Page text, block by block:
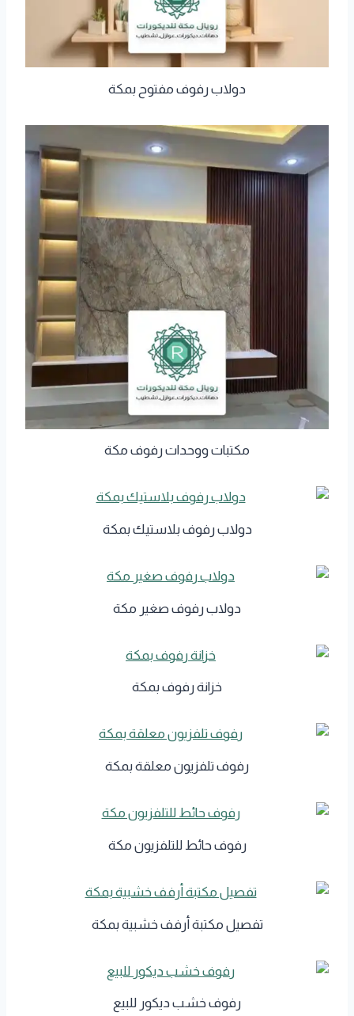
دولاب رفوف مفتوح بمكة
مكتبات ووحدات رفوف مكة
دولاب رفوف بلاستيك بمكة
دولاب رفوف صغير مكة
خزانة رفوف بمكة
رفوف تلفزيون معلقة بمكة
رفوف حائط للتلفزيون مكة
تفصيل مكتبة أرفف خشبية بمكة
رفوف خشب ديكور للبيع